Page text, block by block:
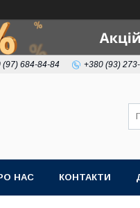
(97) 684-84-84 +380 (93)
НАС КОНТАКТИ